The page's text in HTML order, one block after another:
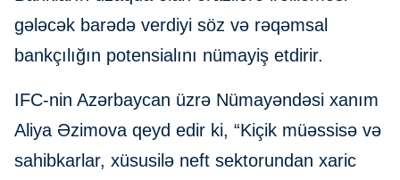
gələcək barədə verdiyi söz və rəqəmsal
bankçılığın potensialını nümayiş etdirir.
IFC-nin Azərbaycan üzrə Nümayəndəsi xanım
Aliya Əzimova qeyd edir ki, “Kiçik müəssisə və
sahibkarlar, xüsusilə neft sektorundan xaric